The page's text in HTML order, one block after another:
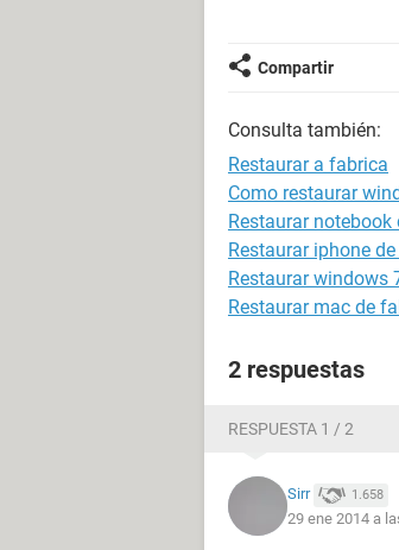
Compartir
Consulta también:
Restaurar a fabrica
Como restaurar
Restaurar
Restaurar iphone
Restaurar windows
Restaurar mac de
2 respuestas
RESPUESTA 1 / 2
Sirr 1.658
29 ene 2014 a